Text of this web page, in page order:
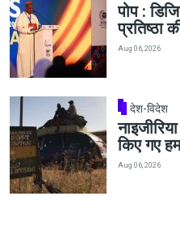
पोप :
प्रतिष्ठा
Aug 06, 2026
देश-विदेश
किए गए
Aug 06, 2026